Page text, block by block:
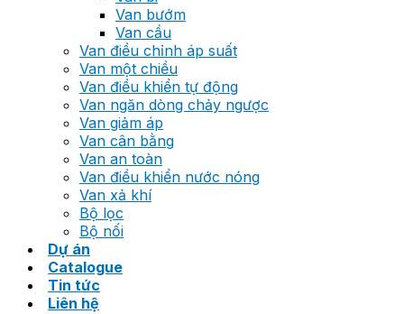
Van bướm
Van cầu
Van điều chỉnh áp suất
Van một chiều
Van điều khiển tự động
Van ngăn dòng chảy ngược
Van giảm áp
Van cân bằng
Van an toàn
Van điều khiển nước nóng
Van xả khí
Bộ lọc
Bộ nối
Dự án
Catalogue
Tin tức
Liên hệ